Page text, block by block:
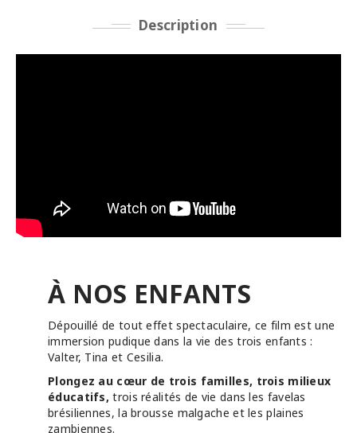
Description
À NOS ENFANTS
Dépouillé de tout effet spectaculaire, ce film est une
immersion pudique dans la vie des trois enfants :
Valter, Tina et Cesilia.
Plongez au cœur de trois familles, trois milieux
éducatifs, trois réalités de vie dans les favelas
brésiliennes, la brousse malgache et les plaines
zambiennes.